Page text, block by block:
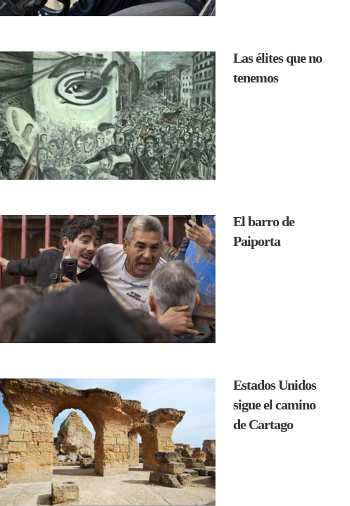
Las élites que no
tenemos
El barro de
Paiporta
Estados Unidos
sigue el camino
de Cartago